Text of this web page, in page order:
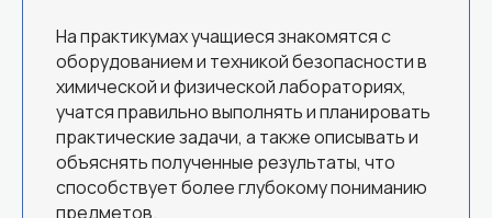
На практикумах учащиеся знакомятся с
оборудованием и техникой безопасности в
химической и физической лабораториях,
учатся правильно выполнять и планировать
практические задачи, а также описывать и
объяснять полученные результаты, что
способствует более глубокому пониманию
предметов.